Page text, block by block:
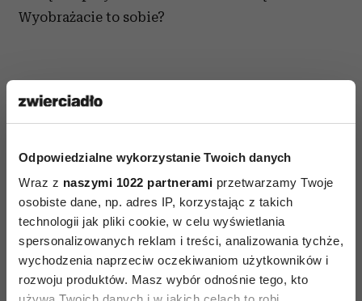
Odpowiedzialne wykorzystanie Twoich danych
Wraz z naszymi 1022 partnerami przetwarzamy Twoje
osobiste dane, np. adres IP, korzystając z takich
technologii jak pliki cookie, w celu wyświetlania
spersonalizowanych reklam i treści, analizowania tychże,
wychodzenia naprzeciw oczekiwaniom użytkowników i
rozwoju produktów. Masz wybór odnośnie tego, kto
Wyobrażacie to sobie?